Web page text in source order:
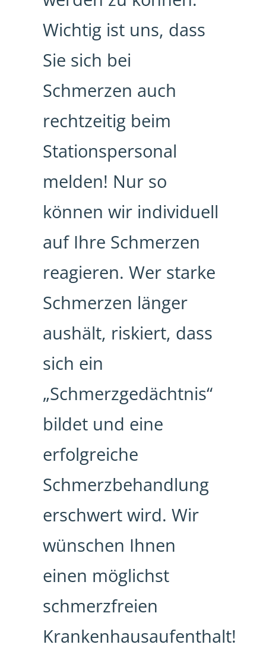
Wichtig ist uns, dass
Sie sich bei
Schmerzen auch
rechtzeitig beim
Stationspersonal
melden! Nur so
können wir individuell
auf Ihre Schmerzen
reagieren. Wer starke
Schmerzen länger
aushält, riskiert, dass
sich ein
„Schmerzgedächtnis“
bildet und eine
erfolgreiche
Schmerzbehandlung
erschwert wird. Wir
wünschen Ihnen
einen möglichst
schmerzfreien
Krankenhausaufenthalt!